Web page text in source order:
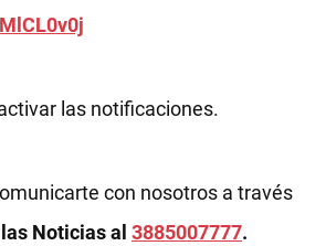
las notificaciones.
con nosotros a través
Noticias al 3885007777.